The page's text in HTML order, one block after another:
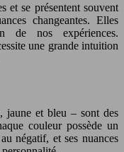
et se présentent souvent
changeantes. Elles
de nos expériences.
une grande intuition
jaune et bleu – sont des
couleur possède un
négatif, et ses nuances